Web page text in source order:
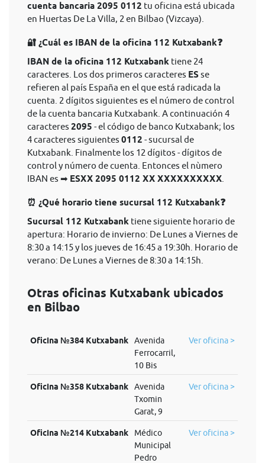
cuenta bancaria 2095 0112 tu oficina está ubicada
en Huertas De La Villa, 2 en Bilbao (Vizcaya).
🔐 ¿Cuál es IBAN de la oficina 112 Kutxabank❓
IBAN de la oficina 112 Kutxabank tiene 24
caracteres. Los dos primeros caracteres ES se
refieren al país España en el que está radicada la
cuenta. 2 dígitos siguientes es el número de control
de la cuenta bancaria Kutxabank. A continuación 4
caracteres 2095 - el código de banco Kutxabank; los
4 caracteres siguientes 0112 - sucursal de
Kutxabank. Finalmente los 12 dígitos - dígitos de
control y número de cuenta. Entonces el nùmero
IBAN es ➡ ESXX 2095 0112 XX XXXXXXXXXX
⏰ ¿Qué horario tiene sucursal 112 Kutxabank❓
Sucursal 112 Kutxabank tiene siguiente horario de
apertura: Horario de invierno: De Lunes a Viernes de
8:30 a 14:15 y los jueves de 16:45 a 19:30h. Horario de
verano: De Lunes a Viernes de 8:30 a 14:15h.
Otras oficinas Kutxabank ubicados
en Bilbao
Oficina №384 Kutxabank
Avenida
Ferrocarril,
10 Bis
Ver oficina >
Oficina №358 Kutxabank
Avenida
Txomin
Garat, 9
Ver oficina >
Oficina №214 Kutxabank
Médico
Municipal
Pedro
Ver oficina >